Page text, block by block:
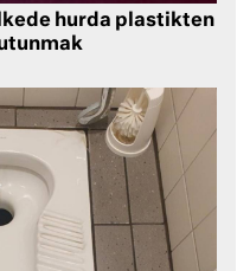
hurda plastikten